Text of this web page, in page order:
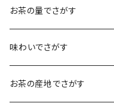
煎茶
小袋（12g）
大袋（70g）
抹茶
水出し煎茶
お茶の量でさがす
70ｇ
12ｇ
味わいでさがす
まろやか
お茶の産地でさがす